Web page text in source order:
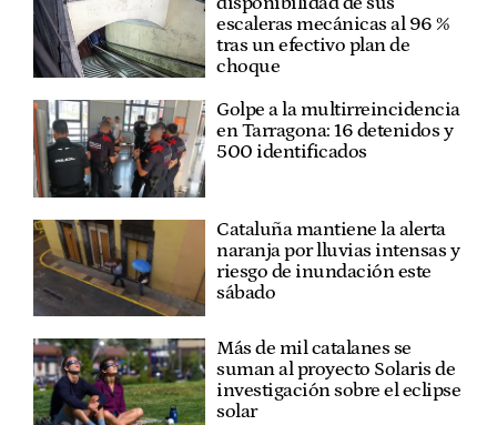
escaleras mecánicas al 96 %
tras un efectivo plan de
choque
Golpe a la multirreincidencia
en Tarragona: 16 detenidos y
500 identificados
Cataluña mantiene la alerta
naranja por lluvias intensas y
riesgo de inundación este
sábado
Más de mil catalanes se
suman al proyecto Solaris de
investigación sobre el eclipse
solar